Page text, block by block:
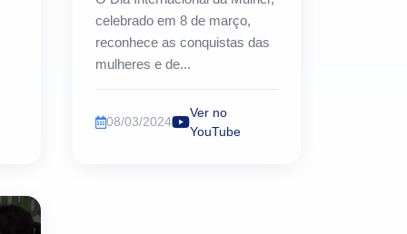
celebrado em 8 de março,
reconhece as conquistas das
mulheres e de...
08/03/2024
Ver no
YouTube